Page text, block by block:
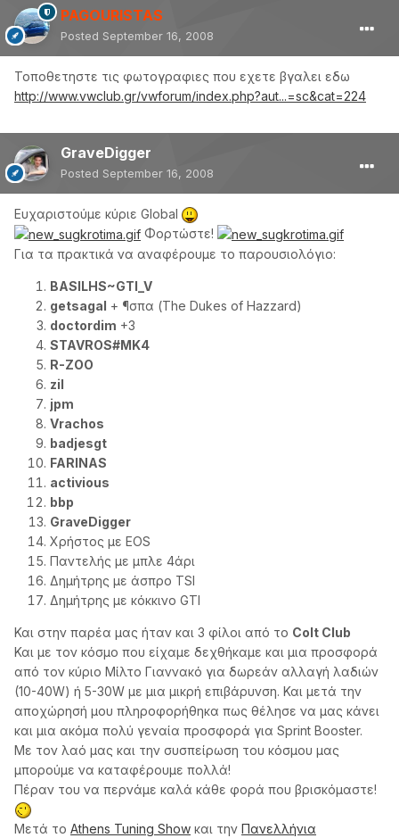
PAGOURISTAS
Posted September 16, 2008
Τοποθετηστε τις φωτογραφιες που εχετε βγαλει εδω
http://www.vwclub.gr/vwforum/index.php?aut...=sc&cat=224
GraveDigger
Posted September 16, 2008
Ευχαριστούμε κύριε Global
Φορτώστε!
Για τα πρακτικά να αναφέρουμε το παρουσιολόγιο:
BASILHS~GTI_V
getsagal + ¶σπα (The Dukes of Hazzard)
doctordim +3
STAVROS#MK4
R-ZOO
zil
jpm
Vrachos
badjesgt
FARINAS
activious
bbp
GraveDigger
Χρήστος με EOS
Παντελής με μπλε 4άρι
Δημήτρης με άσπρο TSI
Δημήτρης με κόκκινο GTI
Και στην παρέα μας ήταν και 3 φίλοι από το Colt Club
Και με τον κόσμο που είχαμε δεχθήκαμε και μια προσφορά
από τον κύριο Μίλτο Γιαννακό για δωρεάν αλλαγή λαδιών
(10-40W) ή 5-30W με μια μικρή επιβάρυνση. Και μετά την
αποχώρησή μου πληροφορήθηκα πως θέλησε να μας κάνει
και μια ακόμα πολύ γεναία προσφορά για Sprint Booster.
Με τον λαό μας και την συσπείρωση του κόσμου μας
μπορούμε να καταφέρουμε πολλά!
Πέραν του να περνάμε καλά κάθε φορά που βρισκόμαστε!
Μετά το Athens Tuning Show και την Πανελλήνια